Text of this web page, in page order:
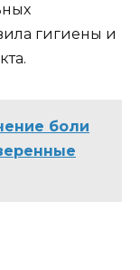
гигиены и
боли